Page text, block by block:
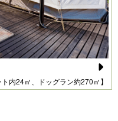
内24㎡、ドッグラン約270㎡】
N